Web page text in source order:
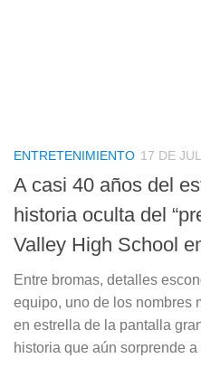
ENTRETENIMIENTO 17 DE
A casi 40 años del
historia oculta del
Valley High School
Entre bromas, detalles
equipo, uno de los nombres
en estrella de la pantalla
historia que aún sorprende